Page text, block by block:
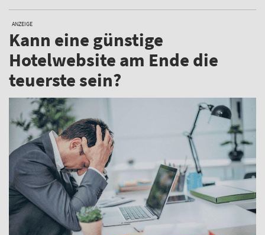
ANZEIGE
Kann eine günstige
Hotelwebsite am Ende die
teuerste sein?